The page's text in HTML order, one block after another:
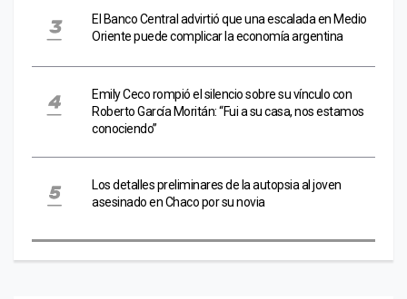
El Banco Central advirtió que una escalada en Medio
Oriente puede complicar la economía argentina
Emily Ceco rompió el silencio sobre su vínculo con
Roberto García Moritán: “Fui a su casa, nos estamos
conociendo”
Los detalles preliminares de la autopsia al joven
asesinado en Chaco por su novia